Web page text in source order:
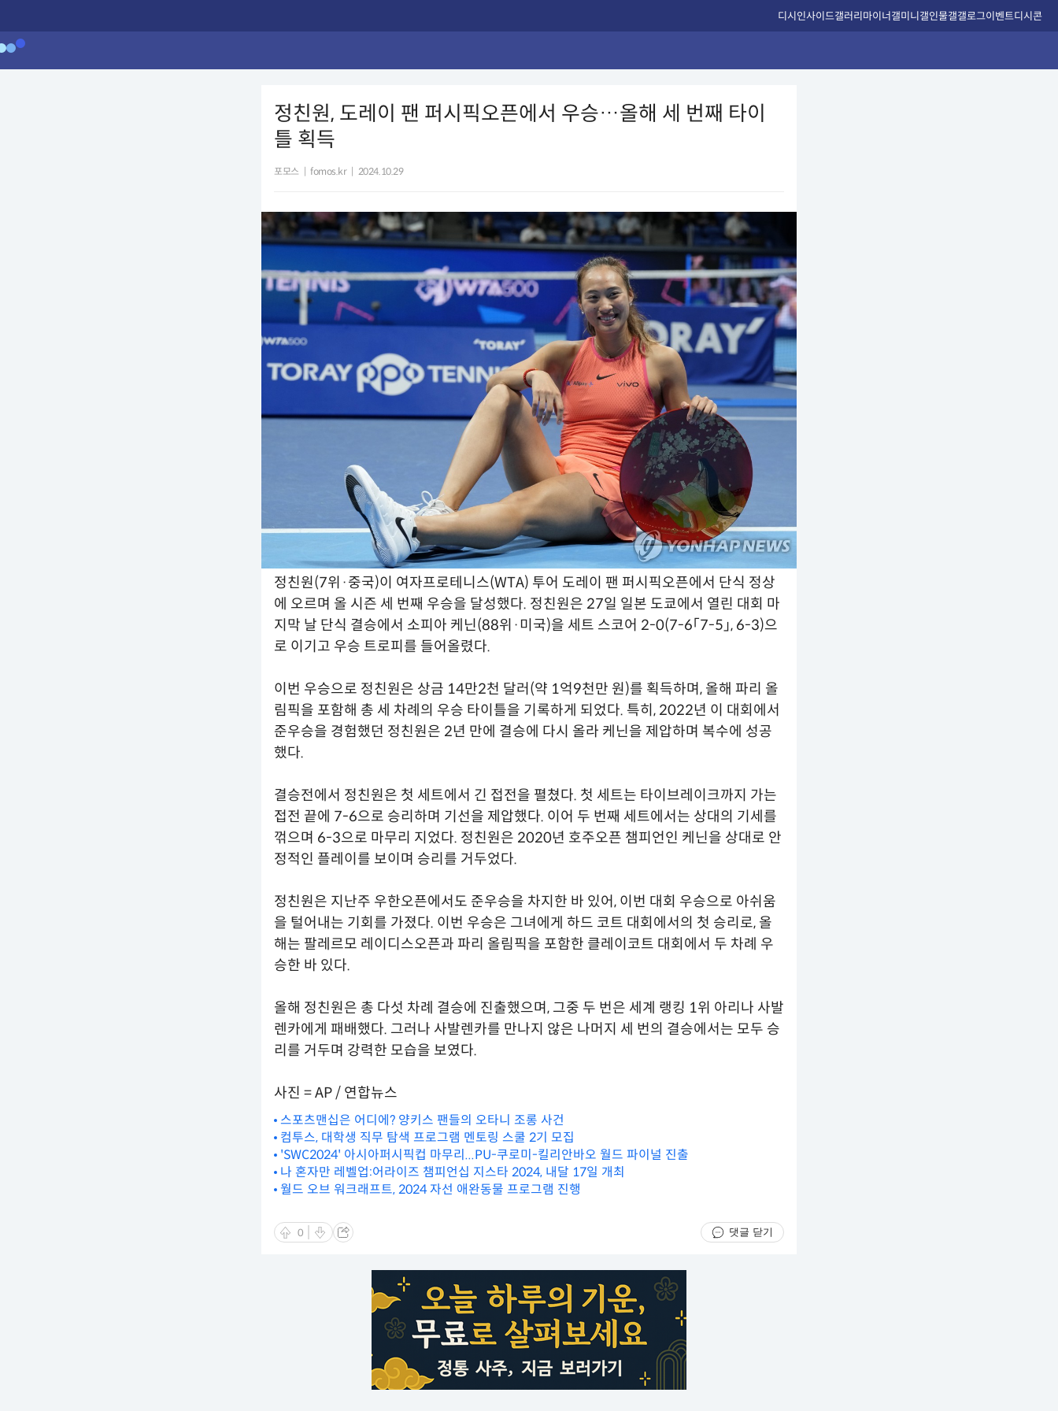
디시인사이드갤러리마이너갤미니갤인물갤갤로그이벤트디시콘
정친원, 도레이 팬 퍼시픽오픈에서 우승…올해 세 번째 타이
틀 획득
포모스 fomos.kr 2024.10.29
정친원(7위·중국)이 여자프로테니스(WTA) 투어 도레이 팬 퍼시픽오픈에서 단식 정상
에 오르며 올 시즌 세 번째 우승을 달성했다. 정친원은 27일 일본 도쿄에서 열린 대회 마
지막 날 단식 결승에서 소피아 케닌(88위·미국)을 세트 스코어 2-0(7-6「7-5」, 6-3)으
로 이기고 우승 트로피를 들어올렸다.
이번 우승으로 정친원은 상금 14만2천 달러(약 1억9천만 원)를 획득하며, 올해 파리 올
림픽을 포함해 총 세 차례의 우승 타이틀을 기록하게 되었다. 특히, 2022년 이 대회에서
준우승을 경험했던 정친원은 2년 만에 결승에 다시 올라 케닌을 제압하며 복수에 성공
했다.
결승전에서 정친원은 첫 세트에서 긴 접전을 펼쳤다. 첫 세트는 타이브레이크까지 가는
접전 끝에 7-6으로 승리하며 기선을 제압했다. 이어 두 번째 세트에서는 상대의 기세를
꺾으며 6-3으로 마무리 지었다. 정친원은 2020년 호주오픈 챔피언인 케닌을 상대로 안
정적인 플레이를 보이며 승리를 거두었다.
정친원은 지난주 우한오픈에서도 준우승을 차지한 바 있어, 이번 대회 우승으로 아쉬움
을 털어내는 기회를 가졌다. 이번 우승은 그녀에게 하드 코트 대회에서의 첫 승리로, 올
해는 팔레르모 레이디스오픈과 파리 올림픽을 포함한 클레이코트 대회에서 두 차례 우
승한 바 있다.
올해 정친원은 총 다섯 차례 결승에 진출했으며, 그중 두 번은 세계 랭킹 1위 아리나 사발
렌카에게 패배했다. 그러나 사발렌카를 만나지 않은 나머지 세 번의 결승에서는 모두 승
리를 거두며 강력한 모습을 보였다.
사진 = AP / 연합뉴스
스포츠맨십은 어디에? 양키스 팬들의 오타니 조롱 사건
컴투스, 대학생 직무 탐색 프로그램 멘토링 스쿨 2기 모집
'SWC2024' 아시아퍼시픽컵 마무리...PU-쿠로미-킬리안바오 월드 파이널 진출
나 혼자만 레벨업:어라이즈 챔피언십 지스타 2024, 내달 17일 개최
월드 오브 워크래프트, 2024 자선 애완동물 프로그램 진행
0 댓글 닫기